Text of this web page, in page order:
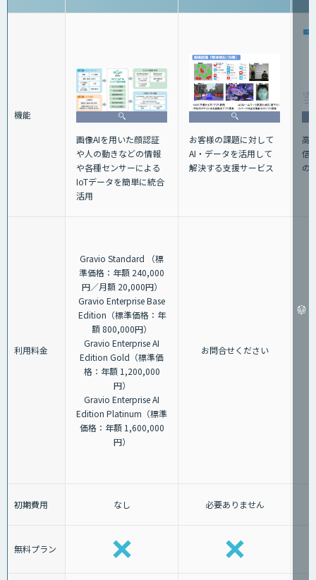
機能
画像AIを用いた顔認証
や人の動きなどの情報
や各種センサーによる
IoTデータを簡単に統合
活用
お客様の課題に対して
AI・データを活用して
解決する支援サービス
高
信
の
利用料金
Gravio Standard （標
準価格：年額 240,000
円／月額 20,000円）
Gravio Enterprise Base
Edition（標準価格：年
額 800,000円）
Gravio Enterprise AI
Edition Gold（標準価
格：年額 1,200,000
円）
Gravio Enterprise AI
Edition Platinum（標準
価格：年額 1,600,000
円）
お問合せください
初期費用 なし 必要ありません
無料プラン